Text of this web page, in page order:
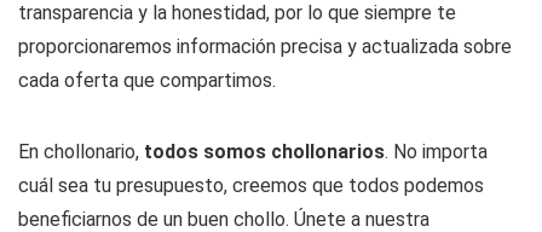
transparencia y la honestidad, por lo que siempre te
proporcionaremos información precisa y actualizada sobre
cada oferta que compartimos.
En chollonario, todos somos chollonarios. No importa
cuál sea tu presupuesto, creemos que todos podemos
beneficiarnos de un buen chollo. Únete a nuestra